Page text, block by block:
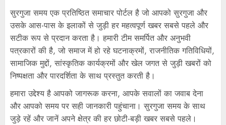
सुरगुजा समय एक प्रतिष्ठित समाचार पोर्टल है जो आपको सुरगुजा और
उसके आस-पास के इलाकों से जुड़ी हर महत्वपूर्ण खबर सबसे पहले और
सटीक रूप से प्रदान करता है। हमारी टीम समर्पित और अनुभवी
पत्रकारों की है, जो समाज में हो रहे घटनाक्रमों, राजनीतिक गतिविधियों,
सामाजिक मुद्दों, सांस्कृतिक कार्यक्रमों और खेल जगत से जुड़ी खबरों को
निष्पक्षता और पारदर्शिता के साथ प्रस्तुत करती है।
हमारा उद्देश्य है आपको जागरूक करना, आपके सवालों का जवाब देना
और आपको समय पर सही जानकारी पहुंचाना। सुरगुजा समय के साथ
जुड़े रहें और जानें अपने क्षेत्र की हर छोटी-बड़ी खबर सबसे पहले।